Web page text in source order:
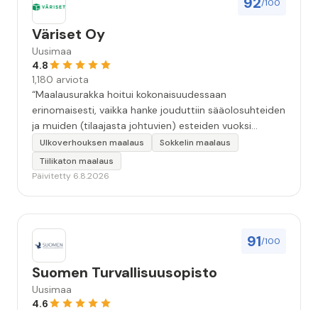
/100
Väriset Oy
Uusimaa
4.8
1,180 arviota
“Maalausurakka hoitui kokonaisuudessaan
erinomaisesti, vaikka hanke jouduttiin sääolosuhteiden
ja muiden (tilaajasta johtuvien) esteiden vuoksi
keskeyttämään n. 3 viikoksi. Maalaistulos on oikein
hyvä, yhteydenpito erinomaista, jälkityöt tehtiin
huolellisesti. Suosittelen. Erityiskiitos itse maalareille:
Ulkoverhouksen maalaus
Sokkelin maalaus
Tiilikaton maalaus
Päivitetty 6.8.2026
91/100
Suomen Turvallisuusopisto
Uusimaa
4.6